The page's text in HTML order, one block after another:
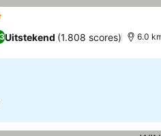
Uitstekend (1.808 scores) 6.0